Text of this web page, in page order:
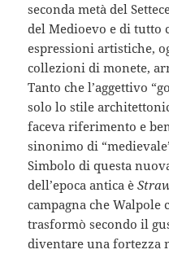
seconda metà del
del Medioevo e di tutto
espressioni artistiche,
collezioni di monete,
Tanto che l’aggettivo
solo lo stile
faceva riferimento e
sinonimo di
Simbolo di questa
dell’epoca antica è
campagna che Walpole
trasformò secondo il
diventare una fortezza